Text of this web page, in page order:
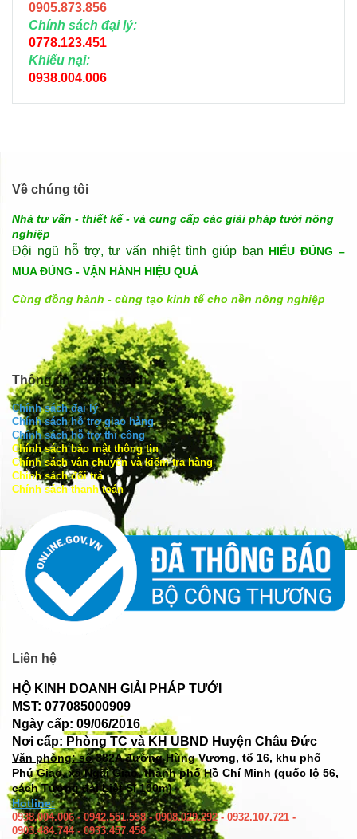
0905.873.856
Chính sách đại lý:
0778.123.451
Khiếu nại:
0938.004.006
Về chúng tôi
Nhà tư vấn - thiết kế - và cung cấp các giải pháp tưới nông
nghiệp
Đội ngũ hỗ trợ, tư vấn nhiệt tình giúp bạn HIỂU ĐÚNG –
MUA ĐÚNG - VẬN HÀNH HIỆU QUẢ
Cùng đồng hành - cùng tạo kinh tế cho nền nông nghiệp
Thông tin - chính sách
Chính sách đại lý
Chính sách hỗ trợ giao hàng
Chính sách hỗ trợ thi công
Chính sách bảo mật thông tin
Chính sách vận chuyển và kiểm tra hàng
Chính sách đổi trả
Chính sách thanh toán
Liên hệ
HỘ KINH DOANH GIẢI PHÁP TƯỚI
MST: 077085000909
Ngày cấp: 09/06/2016
Nơi cấp: Phòng TC và KH UBND Huyện Châu Đức
Văn phòng: số382A đường Hùng Vương, tổ 16, khu phố
Phú Giao, xã Ngãi Giao, thành phố Hồ Chí Minh (quốc lộ 56,
cách Tượng đài Liệt Sĩ 100m)
Hotline:
0938.004.006 - 0942.551.558 - 0908.029.292 - 0932.107.721 -
0903.484.744 - 0933.457.458